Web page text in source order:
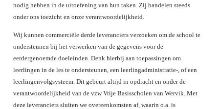
nodig hebben in de uitoefening van hun taken. Zij handelen steeds
onder ons toezicht en onze verantwoordelijkheid.
Wij kunnen commerciële derde leveranciers verzoeken om de school te
ondersteunen bij het verwerken van de gegevens voor de
eerdergenoemde doeleinden. Denk hierbij aan toepassingen om
leerlingen in de les te ondersteunen, een leerlingadministratie-, of een
leerlingenvolgsysteem. Dit gebeurt altijd in opdracht en onder de
verantwoordelijkheid van de vzw Vrije Basisscholen van Wervik. Met
deze leveranciers sluiten we overeenkomsten af, waarin o.a. is